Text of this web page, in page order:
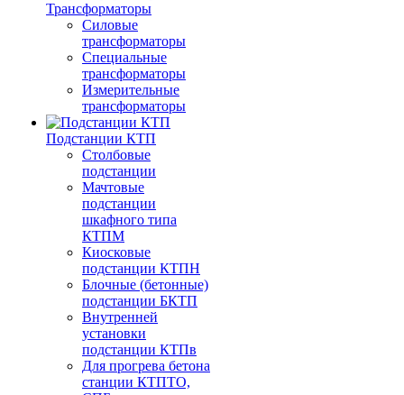
Трансформаторы
Силовые
трансформаторы
Специальные
трансформаторы
Измерительные
трансформаторы
Подстанции КТП
Столбовые
подстанции
Мачтовые
подстанции
шкафного типа
КТПМ
Киосковые
подстанции КТПН
Блочные (бетонные)
подстанции БКТП
Внутренней
установки
подстанции КТПв
Для прогрева бетона
станции КТПТО,